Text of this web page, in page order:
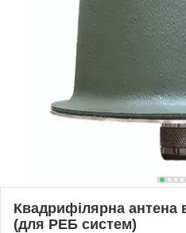
Квадрифілярна антена
(для РЕБ систем)